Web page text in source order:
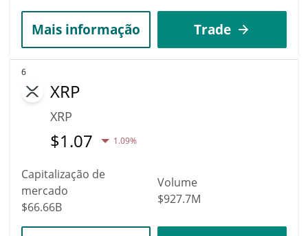
Mais informação Trade
6
XRP
XRP
$1.07 1.09%
Capitalização de
mercado
$66.66B
Volume
$927.7M